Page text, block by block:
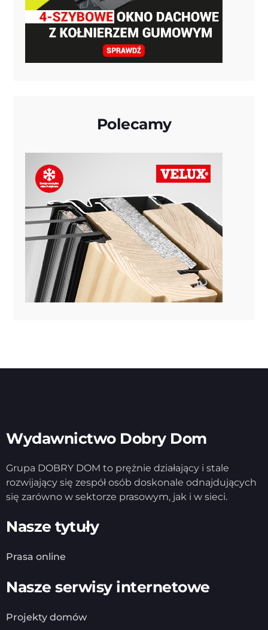
Polecamy
Wydawnictwo Dobry Dom
Grupa DOBRY DOM to prężnie działający i stale
rozwijający się zespół osób doskonale odnajdujących
się zarówno w sektorze prasowym, jak i w sieci.
Nasze tytuły
Prasa online
Nasze serwisy internetowe
Projekty domów